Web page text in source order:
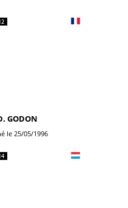
GODON
le 25/05/1996